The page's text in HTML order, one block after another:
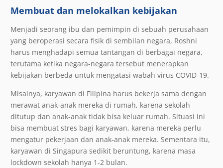
Membuat dan melokalkan kebijakan
Menjadi seorang ibu dan pemimpin di sebuah perusahaan
yang beroperasi secara fisik di sembilan negara, Roshni
harus menghadapi semua tantangan di berbagai negara,
terutama ketika negara-negara tersebut menerapkan
kebijakan berbeda untuk mengatasi wabah virus COVID-19.
Misalnya, karyawan di Filipina harus bekerja sama dengan
merawat anak-anak mereka di rumah, karena sekolah
ditutup dan anak-anak tidak bisa keluar rumah. Situasi ini
bisa membuat stres bagi karyawan, karena mereka perlu
mengatur pekerjaan dan anak-anak mereka. Sementara itu,
karyawan di Singapura sedikit beruntung, karena masa
lockdown sekolah hanya 1-2 bulan.